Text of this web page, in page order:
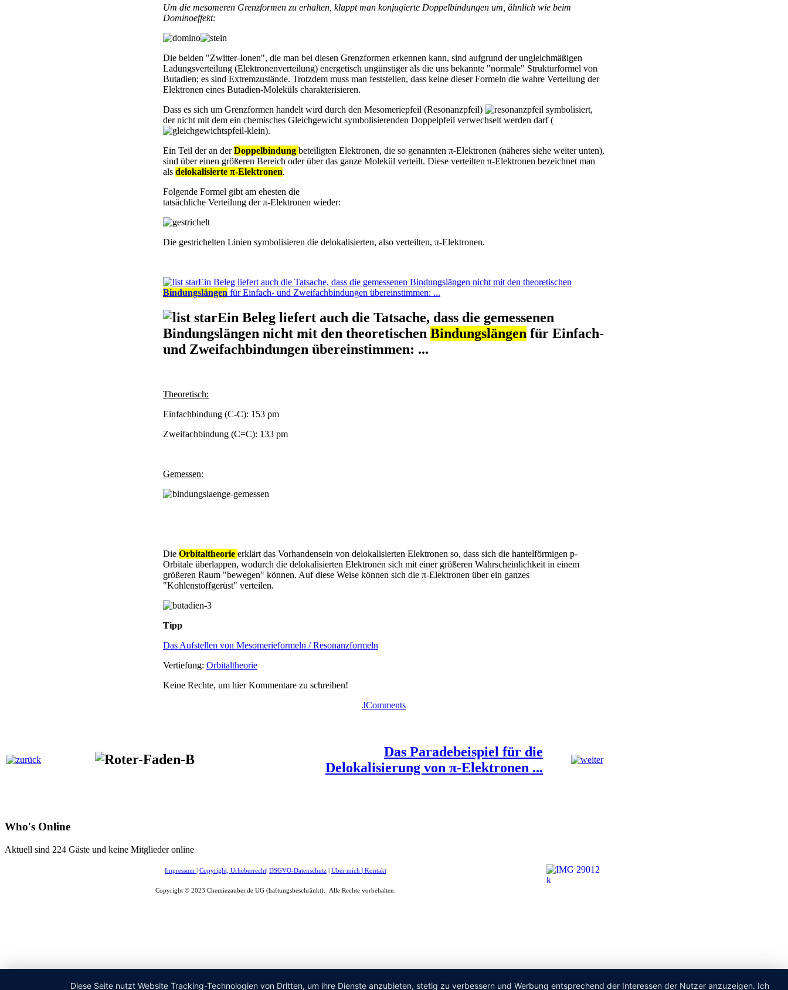
Um die mesomeren Grenzformen zu erhalten, klappt man konjugierte Doppelbindungen um, ähnlich wie beim
Dominoeffekt:
Die beiden "Zwitter-Ionen", die man bei diesen Grenzformen erkennen kann, sind aufgrund der ungleichmäßigen
Ladungsverteilung (Elektronenverteilung) energetisch ungünstiger als die uns bekannte "normale" Strukturformel von
Butadien; es sind Extremzustände. Trotzdem muss man feststellen, dass keine dieser Formeln die wahre Verteilung der
Elektronen eines Butadien-Moleküls charakterisieren.
Dass es sich um Grenzformen handelt wird durch den Mesomeriepfeil (Resonanzpfeil)
symbolisiert,
der nicht mit dem ein chemisches Gleichgewicht symbolisierenden Doppelpfeil verwechselt werden darf (
).
Ein Teil der an derDoppelbindung beteiligten Elektronen, die so genannten π-Elektronen (näheres siehe weiter unten),
sind über einen größeren Bereich oder über das ganze Molekül verteilt. Diese verteilten π-Elektronen bezeichnet man
als delokalisierte π-Elektronen.
Folgende Formel gibt am ehesten die
tatsächliche Verteilung der π-Elektronen wieder:
Die gestrichelten Linien symbolisieren die delokalisierten, also verteilten, π-Elektronen.
Ein Beleg liefert auch die Tatsache, dass die gemessenen Bindungslängen nicht mit den theoretischen
Bindungslängen für Einfach- und Zweifachbindungen übereinstimmen: ...
Ein Beleg liefert auch die Tatsache, dass die gemessenen
Bindungslängen nicht mit den theoretischen Bindungslängen für Einfach-
und Zweifachbindungen übereinstimmen: ...
Theoretisch:
Einfachbindung (C-C): 153 pm
Zweifachbindung (C=C): 133 pm
Gemessen:
Die Orbitaltheorie erklärt das Vorhandensein von delokalisierten Elektronen so, dass sich die hantelförmigen p-
Orbitale überlappen, wodurch die delokalisierten Elektronen sich mit einer größeren Wahrscheinlichkeit in einem
größeren Raum "bewegen" können. Auf diese Weise können sich die π-Elektronen über ein ganzes
"Kohlenstoffgerüst" verteilen.
Tipp
Das Aufstellen von Mesomerieformeln / Resonanzformeln
Vertiefung: Orbitaltheorie
Keine Rechte, um hier Kommentare zu schreiben!
JComments
Das Paradebeispiel für die
Delokalisierung von π-Elektronen ...
Who's Online
Aktuell sind 224 Gäste und keine Mitglieder online
Impressum Copyright, Urheberrecht DSGVO-Datenschutz Über mich Kontakt
Copyright © 2023 Chemiezauber.de UG (haftungsbeschränkt). Alle Rechte vorbehalten.
Diese Seite nutzt Website Tracking-Technologien von Dritten, um ihre Dienste anzubieten, stetig zu verbessern und Werbung entsprechend der Interessen der Nutzer anzuzeigen. Ich